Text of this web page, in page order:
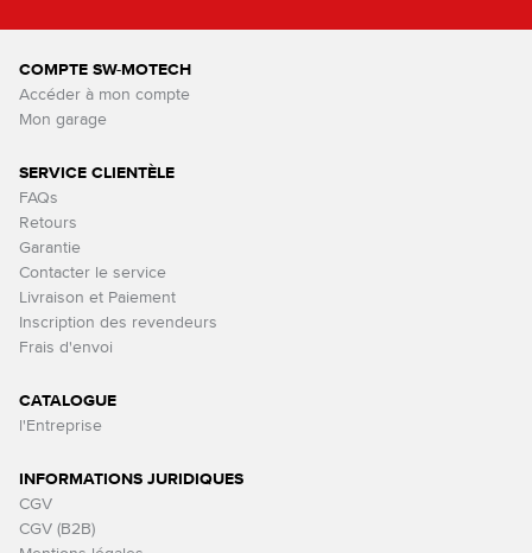
COMPTE SW-MOTECH
Accéder à mon compte
Mon garage
SERVICE CLIENTÈLE
FAQs
Retours
Garantie
Contacter le service
Livraison et Paiement
Inscription des revendeurs
Frais d'envoi
CATALOGUE
l'Entreprise
INFORMATIONS JURIDIQUES
CGV
CGV (B2B)